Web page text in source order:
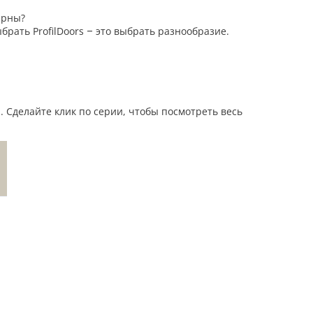
ProfilDoors – это выбрать разнообразие.
клик по серии, чтобы посмотреть весь